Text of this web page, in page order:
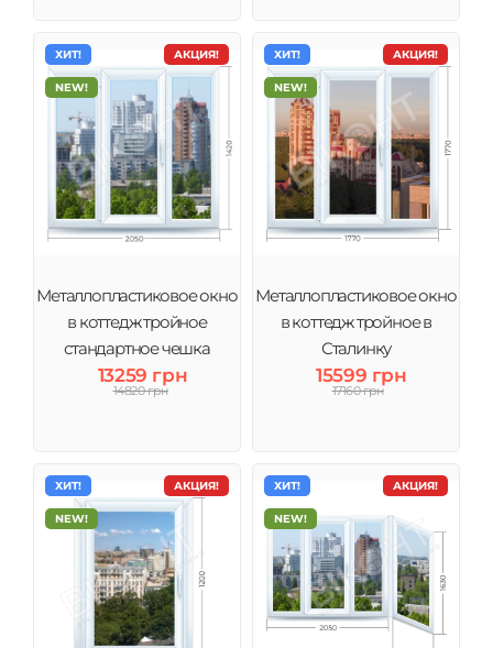
АКЦИЯ!
ХИТ!
NEW!
Металлопластиковое окно
в коттедж тройное
стандартное чешка
13259 грн
14820 грн
АКЦИЯ!
ХИТ!
NEW!
Металлопластиковое окно
в коттедж тройное в
Сталинку
15599 грн
17160 грн
АКЦИЯ!
ХИТ!
NEW!
АКЦИЯ!
ХИТ!
NEW!